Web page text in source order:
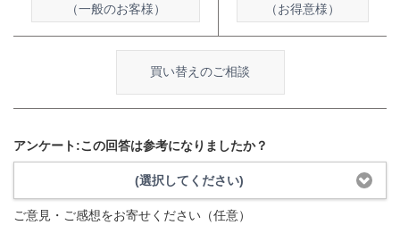
（一般のお客様）
（お得意様）
買い替えのご相談
アンケート:この回答は参考になりましたか？
(選択してください)
ご意見・ご感想をお寄せください（任意）